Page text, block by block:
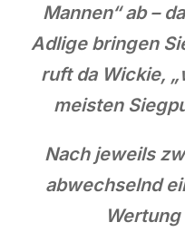
Mannen“ ab –
Adlige bringen
ruft da Wickie,
meisten
Nach jeweils
abwechselnd